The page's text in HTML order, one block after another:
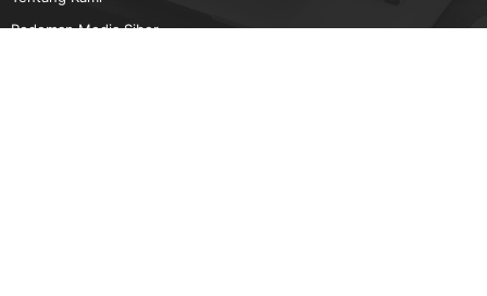
Pedoman Media Siber